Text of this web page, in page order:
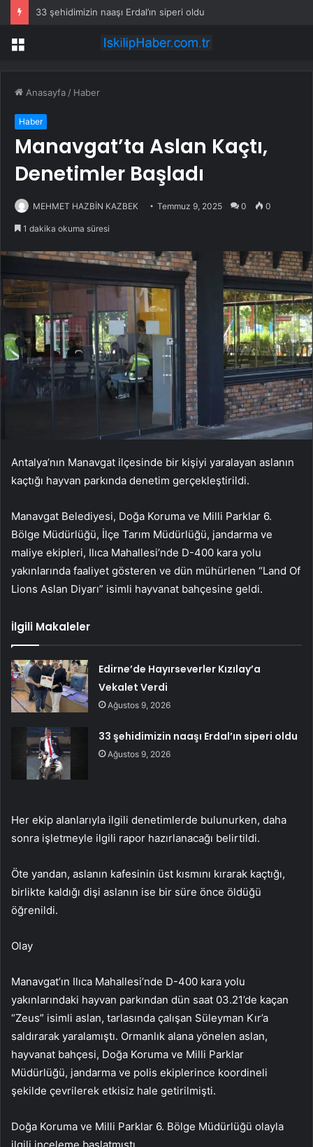
33 şehidimizin naaşı Erdal’ın siperi oldu
Menü
Anasayfa / Haber
Haber
Manavgat’ta Aslan Kaçtı,
Denetimler Başladı
MEHMET HAZBİN KAZBEK Temmuz 9, 2025 0 0
1 dakika okuma süresi
Antalya’nın Manavgat ilçesinde bir kişiyi yaralayan aslanın
kaçtığı hayvan parkında denetim gerçekleştirildi.
Manavgat Belediyesi, Doğa Koruma ve Milli Parklar 6.
Bölge Müdürlüğü, İlçe Tarım Müdürlüğü, jandarma ve
maliye ekipleri, Ilıca Mahallesi’nde D-400 kara yolu
yakınlarında faaliyet gösteren ve dün mühürlenen “Land Of
Lions Aslan Diyarı” isimli hayvanat bahçesine geldi.
İlgili Makaleler
Edirne’de Hayırseverler Kızılay’a
Vekalet Verdi
Ağustos 9, 2026
33 şehidimizin naaşı Erdal’ın siperi oldu
Ağustos 9, 2026
Her ekip alanlarıyla ilgili denetimlerde bulunurken, daha
sonra işletmeyle ilgili rapor hazırlanacağı belirtildi.
Öte yandan, aslanın kafesinin üst kısmını kırarak kaçtığı,
birlikte kaldığı dişi aslanın ise bir süre önce öldüğü
öğrenildi.
Olay
Manavgat’ın Ilıca Mahallesi’nde D-400 kara yolu
yakınlarındaki hayvan parkından dün saat 03.21’de kaçan
“Zeus” isimli aslan, tarlasında çalışan Süleyman Kır’a
saldırarak yaralamıştı. Ormanlık alana yönelen aslan,
hayvanat bahçesi, Doğa Koruma ve Milli Parklar
Müdürlüğü, jandarma ve polis ekiplerince koordineli
şekilde çevrilerek etkisiz hale getirilmişti.
Doğa Koruma ve Milli Parklar 6. Bölge Müdürlüğü olayla